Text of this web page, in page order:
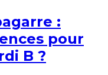
:
pour
B ?